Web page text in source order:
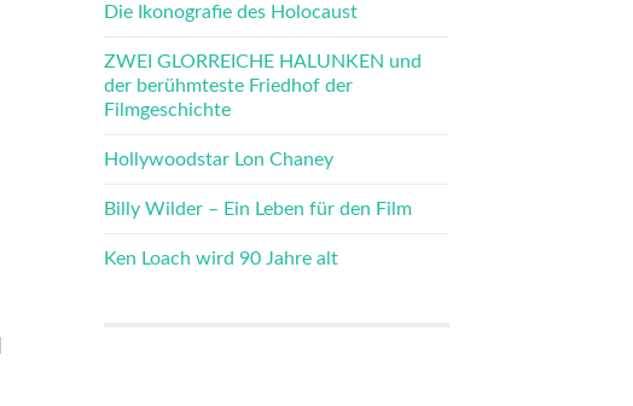
Die Ikonografie des Holocaust
ZWEI GLORREICHE HALUNKEN und
der berühmteste Friedhof der
Filmgeschichte
Hollywoodstar Lon Chaney
Billy Wilder – Ein Leben für den Film
Ken Loach wird 90 Jahre alt